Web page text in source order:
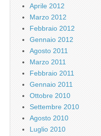
Aprile 2012
Marzo 2012
Febbraio 2012
Gennaio 2012
Agosto 2011
Marzo 2011
Febbraio 2011
Gennaio 2011
Ottobre 2010
Settembre 2010
Agosto 2010
Luglio 2010